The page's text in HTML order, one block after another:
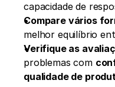
capacidade de
Compare vários
melhor equilíbrio
Verifique as
problemas com
qualidade de